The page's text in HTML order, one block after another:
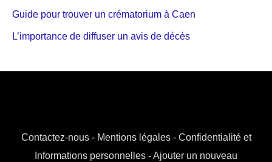
Guide pour trouver un crématorium à Caen
L’importance de diffuser un avis de décès
Contactez-nous- Mentions légales- Confidentialité et
Informations personnelles -Ajouter un nouveau